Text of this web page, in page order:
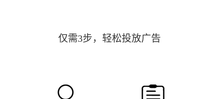
仅需3步，轻松投放广告